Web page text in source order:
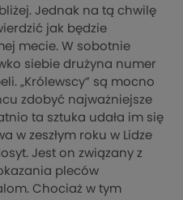
Jednak na tą chwilę
jak będzie
mecie. W sobotnie
siebie drużyna numer
„Królewscy” są mocno
zdobyć najważniejsze
ta sztuka udała im się
w zeszłym roku w Lidze
Jest on związany z
pleców
Chociaż w tym